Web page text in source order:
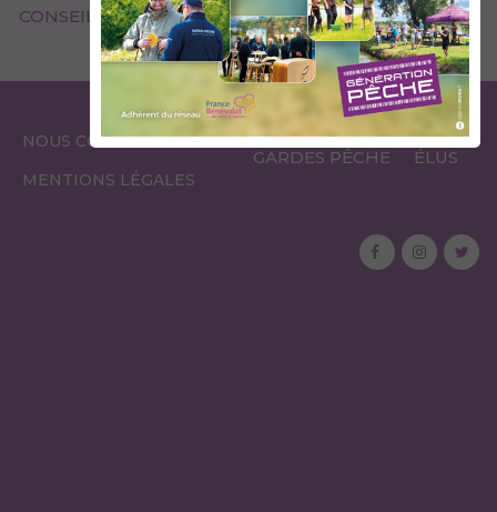
CONSEILS DE PÊCHE
NOUS CONTACTER
MENTIONS LÉGALES
ESPACE
GARDES PÊCHE
ESPACE
ÉLUS